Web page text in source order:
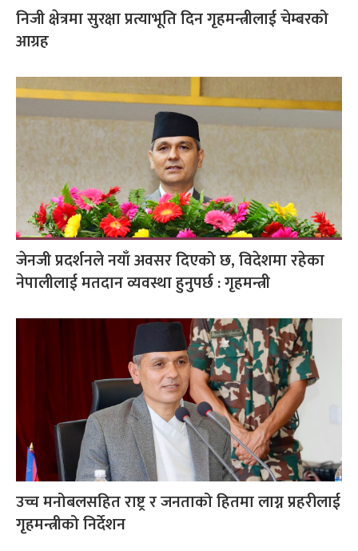
निजी क्षेत्रमा सुरक्षा प्रत्याभूति दिन गृहमन्त्रीलाई चेम्बरको
आग्रह
जेनजी प्रदर्शनले नयाँ अवसर दिएको छ, विदेशमा रहेका
नेपालीलाई मतदान व्यवस्था हुनुपर्छ : गृहमन्त्री
उच्च मनोबलसहित राष्ट्र र जनताको हितमा लाग्न प्रहरीलाई
गृहमन्त्रीको निर्देशन